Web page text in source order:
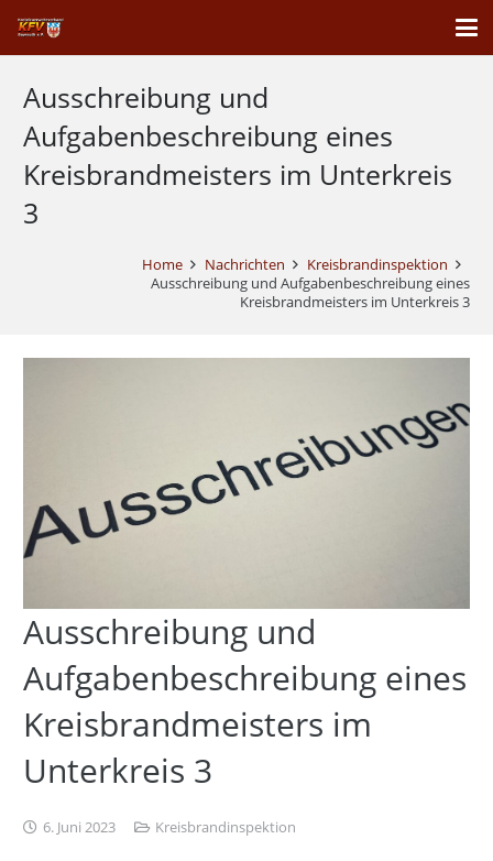
Ausschreibung und
Aufgabenbeschreibung eines
Kreisbrandmeisters im Unterkreis
3
Home Nachrichten
Kreisbrandinspektion
Ausschreibung und Aufgabenbeschreibung eines
Kreisbrandmeisters im Unterkreis 3
Ausschreibung und
Aufgabenbeschreibung eines
Kreisbrandmeisters im
Unterkreis 3
6. Juni 2023 Kreisbrandinspektion